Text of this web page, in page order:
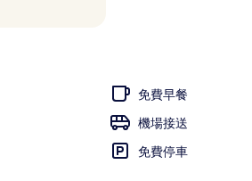
免費早餐
機場接送
免費停車